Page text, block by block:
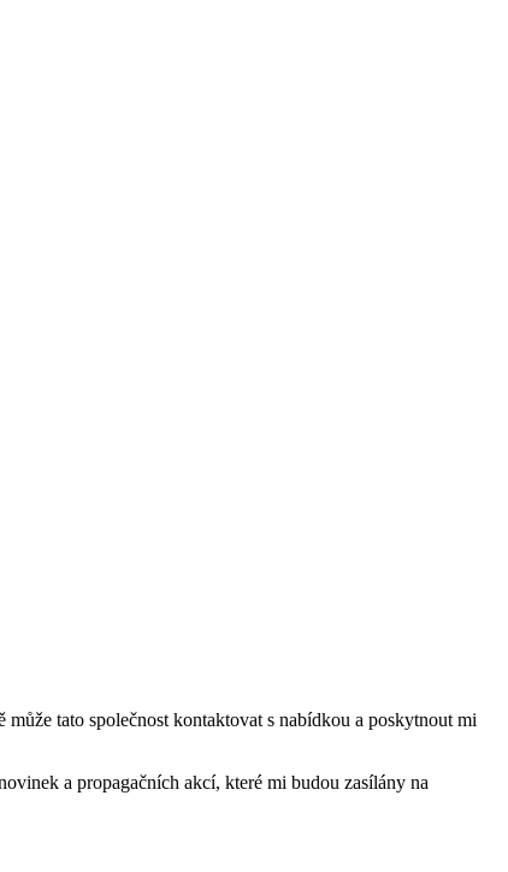
tato společnost kontaktovat s nabídkou a poskytnout mi
a propagačních akcí, které mi budou zasílány na